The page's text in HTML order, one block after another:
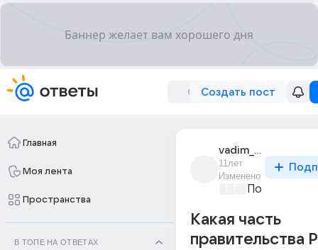
Создать пост
Главная
Моя лента
Пространства
В ТОПЕ НА ОТВЕТАХ
vadim_ershov_138
11лет
Изменено
Какая часть
правительства